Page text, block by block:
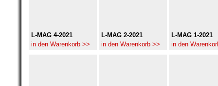
L-MAG 4-2021
in den Warenkorb >>
L-MAG 2-2021
in den Warenkorb >>
L-MAG 1-2021
in den